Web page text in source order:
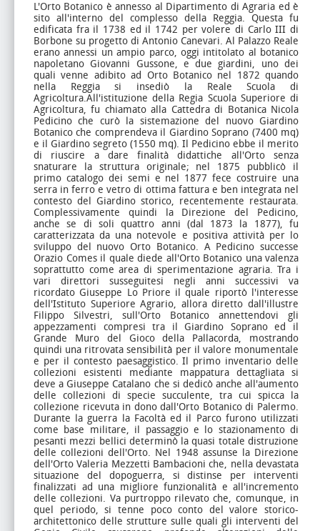
L'Orto Botanico è annesso al Dipartimento di Agraria ed è
sito all'interno del complesso della Reggia. Questa fu
edificata fra il 1738 ed il 1742 per volere di Carlo III di
Borbone su progetto di Antonio Canevari. Al Palazzo Reale
erano annessi un ampio parco, oggi intitolato al botanico
napoletano Giovanni Gussone, e due giardini, uno dei
quali venne adibito ad Orto Botanico nel 1872 quando
nella Reggia si insediò la Reale Scuola di
Agricoltura.All'istituzione della Regia Scuola Superiore di
Agricoltura, fu chiamato alla Cattedra di Botanica Nicola
Pedicino che curò la sistemazione del nuovo Giardino
Botanico che comprendeva il Giardino Soprano (7400 mq)
e il Giardino segreto (1550 mq). Il Pedicino ebbe il merito
di riuscire a dare finalità didattiche all'Orto senza
snaturare la struttura originale; nel 1875 pubblicò il
primo catalogo dei semi e nel 1877 fece costruire una
serra in ferro e vetro di ottima fattura e ben integrata nel
contesto del Giardino storico, recentemente restaurata.
Complessivamente quindi la Direzione del Pedicino,
anche se di soli quattro anni (dal 1873 la 1877), fu
caratterizzata da una notevole e positiva attività per lo
sviluppo del nuovo Orto Botanico. A Pedicino successe
Orazio Comes il quale diede all'Orto Botanico una valenza
soprattutto come area di sperimentazione agraria. Tra i
vari direttori susseguitesi negli anni successivi va
ricordato Giuseppe Lo Priore il quale riportò l'interesse
dell'Istituto Superiore Agrario, allora diretto dall'illustre
Filippo Silvestri, sull'Orto Botanico annettendovi gli
appezzamenti compresi tra il Giardino Soprano ed il
Grande Muro del Gioco della Pallacorda, mostrando
quindi una ritrovata sensibilità per il valore monumentale
e per il contesto paesaggistico. Il primo inventario delle
collezioni esistenti mediante mappatura dettagliata si
deve a Giuseppe Catalano che si dedicò anche all'aumento
delle collezioni di specie succulente, tra cui spicca la
collezione ricevuta in dono dall'Orto Botanico di Palermo.
Durante la guerra la Facoltà ed il Parco furono utilizzati
come base militare, il passaggio e lo stazionamento di
pesanti mezzi bellici determinò la quasi totale distruzione
delle collezioni dell'Orto. Nel 1948 assunse la Direzione
dell'Orto Valeria Mezzetti Bambacioni che, nella devastata
situazione del dopoguerra, si distinse per interventi
finalizzati ad una migliore funzionalità e all'incremento
delle collezioni. Va purtroppo rilevato che, comunque, in
quel periodo, si tenne poco conto del valore storico-
architettonico delle strutture sulle quali gli interventi del